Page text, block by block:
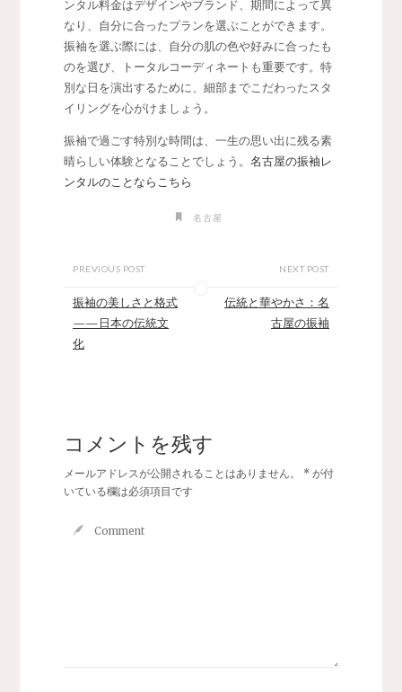
ンタル料金はデザインやブランド、期間によって異
なり、自分に合ったプランを選ぶことができます。
振袖を選ぶ際には、自分の肌の色や好みに合ったも
のを選び、トータルコーディネートも重要です。特
別な日を演出するために、細部までこだわったスタ
イリングを心がけましょう。
振袖で過ごす特別な時間は、一生の思い出に残る素
晴らしい体験となることでしょう。 名古屋の振袖レ
ンタルのことならこちら
名古屋
PREVIOUS POST
振袖の美しさと格式
——日本の伝統文
化
NEXT POST
伝統と華やかさ：名
古屋の振袖
コメントを残す
メールアドレスが公開されることはありません。 *が付
いている欄は必須項目です